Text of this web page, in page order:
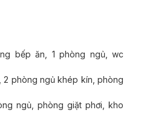
bếp ăn, 1 phòng ngủ, wc
2 phòng ngủ khép kín, phòng
ngủ, phòng giặt phơi, kho